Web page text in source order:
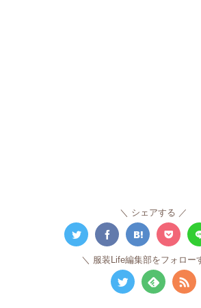
シェアする
服装Life編集部をフォロー